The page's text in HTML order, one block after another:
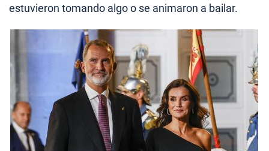
estuvieron tomando algo o se animaron a bailar.